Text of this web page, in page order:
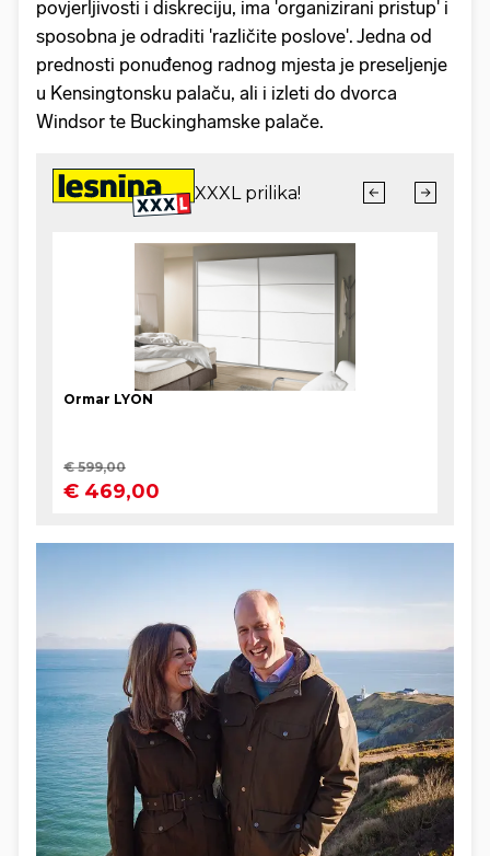
povjerljivosti i diskreciju, ima 'organizirani pristup' i
sposobna je odraditi 'različite poslove'. Jedna od
prednosti ponuđenog radnog mjesta je preseljenje
u Kensingtonsku palaču, ali i izleti do dvorca
Windsor te Buckinghamske palače.